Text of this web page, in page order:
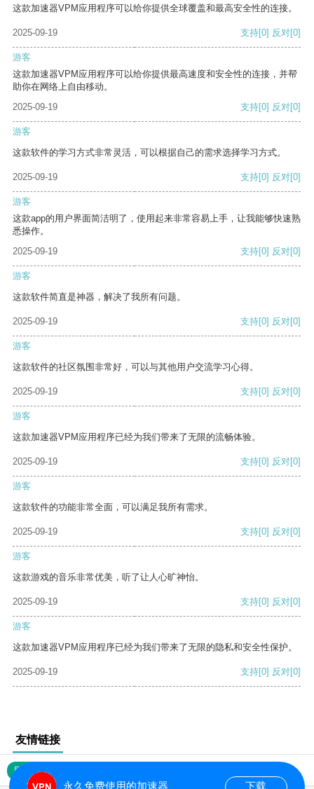
这款加速器VPM应用程序可以给你提供全球覆盖和最高安全性的连接。
2025-09-19 支持[0] 反对[0]
游客
这款加速器VPM应用程序可以给你提供最高速度和安全性的连接，并帮
助你在网络上自由移动。
2025-09-19
支持[0] 反对[0]
游客
这款软件的学习方式非常灵活，可以根据自己的需求选择学习方式。
2025-09-19 支持[0] 反对[0]
游客
这款app的用户界面简洁明了，使用起来非常容易上手，让我能够快速熟
悉操作。
2025-09-19
支持[0] 反对[0]
游客
这款软件简直是神器，解决了我所有问题。
2025-09-19 支持[0] 反对[0]
游客
这款软件的社区氛围非常好，可以与其他用户交流学习心得。
2025-09-19 支持[0] 反对[0]
游客
这款加速器VPM应用程序已经为我们带来了无限的流畅体验。
2025-09-19 支持[0] 反对[0]
游客
这款软件的功能非常全面，可以满足我所有需求。
2025-09-19 支持[0] 反对[0]
游客
这款游戏的音乐非常优美，听了让人心旷神怡。
2025-09-19 支持[0] 反对[0]
游客
这款加速器VPM应用程序已经为我们带来了无限的隐私和安全性保护。
2025-09-19 支持[0] 反对[0]
友情链接
网站地图
永久免费使用的加速器 下载